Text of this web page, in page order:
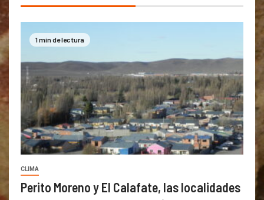
1 min de lectura
CLIMA
Perito Moreno y El Calafate, las localidades